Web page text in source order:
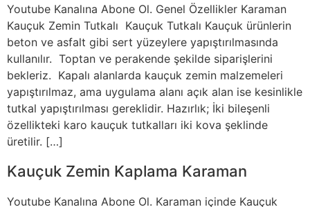
Youtube Kanalına Abone Ol. Genel Özellikler Karaman
Kauçuk Zemin Tutkalı Kauçuk Tutkalı Kauçuk ürünlerin
beton ve asfalt gibi sert yüzeylere yapıştırılmasında
kullanılır. Toptan ve perakende şekilde siparişlerini
bekleriz. Kapalı alanlarda kauçuk zemin malzemeleri
yapıştırılmaz, ama uygulama alanı açık alan ise kesinlikle
tutkal yapıştırılması gereklidir. Hazırlık; İki bileşenli
özellikteki karo kauçuk tutkalları iki kova şeklinde
üretilir. […]
Kauçuk Zemin Kaplama Karaman
Youtube Kanalına Abone Ol. Karaman içinde Kauçuk